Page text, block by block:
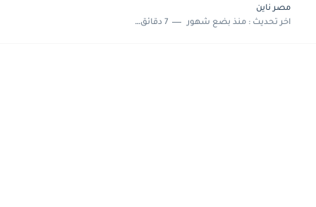
مصر ناين
اخر تحديث :منذ بضع شهور 7 دقائق للقراءة